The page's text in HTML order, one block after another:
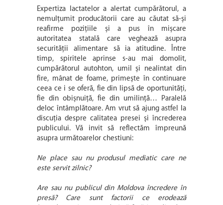
Expertiza lactatelor a alertat cumpărătorul, a
nemulțumit producătorii care au căutat să-și
reafirme pozițiile și a pus în mișcare
autoritatea statală care veghează asupra
securității alimentare să ia atitudine. Între
timp, spiritele aprinse s-au mai domolit,
cumpărătorul autohton, umil și nealintat din
fire, mânat de foame, primește în continuare
ceea ce i se oferă, fie din lipsă de oportunități,
fie din obișnuiță, fie din umilință… Paralelă
deloc întâmplătoare. Am vrut să ajung astfel la
discuția despre calitatea presei și încrederea
publicului. Vă invit să reflectăm împreună
asupra următoarelor chestiuni:
Ne place sau nu produsul mediatic care ne
este servit zilnic?
Are sau nu publicul din Moldova încredere în
presă? Care sunt factorii ce erodează